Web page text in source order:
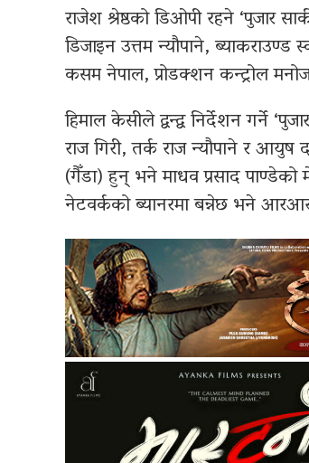
राजेश श्रेष्ठको डिओपी रहने ‘पुजार
डिजाइन उत्तम न्यौपाने,
कसम नेपाल, प्रोडक्शन कन्ट्रोल
हिमाल केसीले द्वन्द्व निर्देशन गर्ने
राज गिरी, तर्क राज न्यौपाने र
(गैँडा) हुन् भने माधव प्रसाद
नेटवर्कको ब्यानरमा बन्नेछ भने